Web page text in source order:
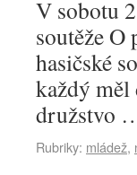
V sobotu
soutěže O
hasičské
každý měl
družstvo
Rubriky: mládež,